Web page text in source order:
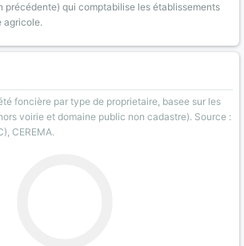
précédente) qui comptabilise les établissements
agricole.
foncière par type de proprietaire, basee sur les
voirie et domaine public non cadastre). Source :
CEREMA.